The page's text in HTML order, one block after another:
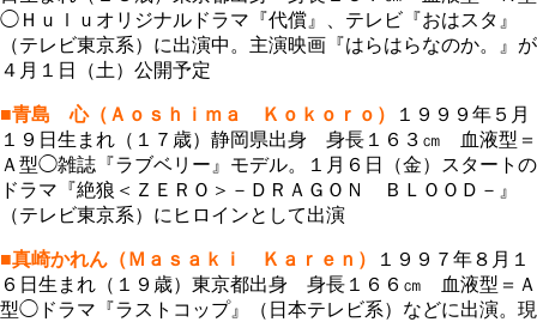
◯Ｈｕｌｕオリジナルドラマ『代償』、テレビ『おはスタ』
（テレビ東京系）に出演中。主演映画『はらはらなのか。』が
４月１日（土）公開予定
■青島 心（Ａｏｓｈｉｍａ Ｋｏｋｏｒｏ）
１９９９年５月
１９日生まれ（１７歳）静岡県出身 身長１６３㎝ 血液型＝
Ａ型◯雑誌『ラブベリー』モデル。１月６日（金）スタートの
ドラマ『絶狼＜ＺＥＲＯ＞－ＤＲＡＧＯＮ ＢＬＯＯＤ－』
（テレビ東京系）にヒロインとして出演
■真崎かれん（Ｍａｓａｋｉ Ｋａｒｅｎ）
１９９７年８月１
６日生まれ（１９歳）東京都出身 身長１６６㎝ 血液型＝Ａ
型◯ドラマ『ラストコップ』（日本テレビ系）などに出演。現